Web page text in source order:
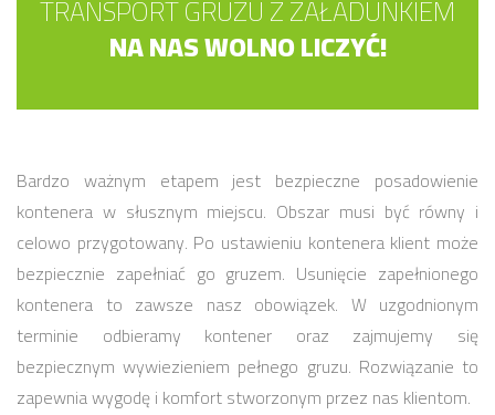
TRANSPORT GRUZU Z ZAŁADUNKIEM
NA NAS WOLNO LICZYĆ!
Bardzo ważnym etapem jest bezpieczne posadowienie
kontenera w słusznym miejscu. Obszar musi być równy i
celowo przygotowany. Po ustawieniu kontenera klient może
bezpiecznie zapełniać go gruzem. Usunięcie zapełnionego
kontenera to zawsze nasz obowiązek. W uzgodnionym
terminie odbieramy kontener oraz zajmujemy się
bezpiecznym wywiezieniem pełnego gruzu. Rozwiązanie to
zapewnia wygodę i komfort stworzonym przez nas klientom.